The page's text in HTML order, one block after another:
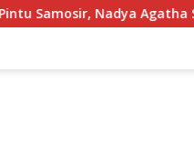
Wakili Sumut di